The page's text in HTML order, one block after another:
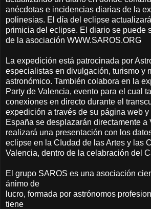
anécdotas e incidencias diarias de la
polinesias. El día del eclipse
primicia del eclipse. El diario se puede
de la asociación WWW.SAROS.ORG
La expedición está patrocinada por
especialistas en divulgación, turismo y
astronómico. También colabora en la
Party de Valencia, evento para el cual
conexiones en directo durante el
expedición a través de su página web
España se desplazarán directamente a
realizará una presentación con los
eclipse en la CIudad de las Artes y las
Valencia, dentro de la celabración del
El grupo SAROS es una asociación
ánimo de
lucro, formada por astrónomos
tiene